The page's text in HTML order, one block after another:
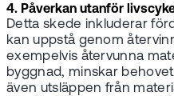
4. Påverkan utanför
Detta skede inkluderar
kan uppstå genom
exempelvis återvunna
byggnad, minskar
även utsläppen från